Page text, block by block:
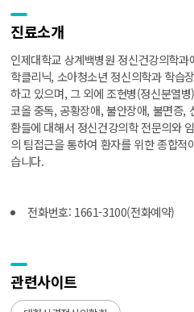
진료소개
인제대학교 상계백병원 정신건강의학
학클리닉, 소아청소년 정신의학과 학습
하고 있으며, 그 외에 조현병(정신분열
코올 중독, 공황장애, 불안장애, 불면증,
환들에 대해서 정신건강의학 전문의와
의 팀접근을 통하여 환자를 위한 종합적
습니다.
전화번호: 1661-3100(전화예약)
관련사이트